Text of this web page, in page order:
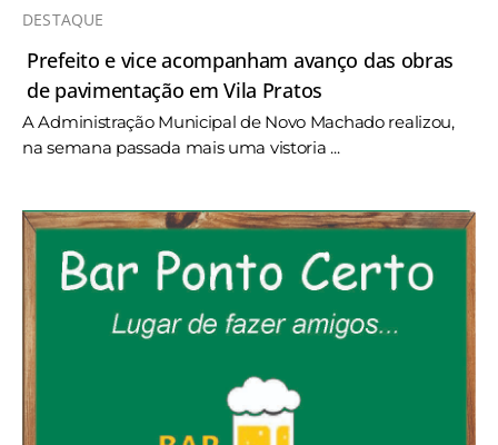
DESTAQUE
Prefeito e vice acompanham avanço das obras
de pavimentação em Vila Pratos
A Administração Municipal de Novo Machado realizou,
na semana passada mais uma vistoria ...